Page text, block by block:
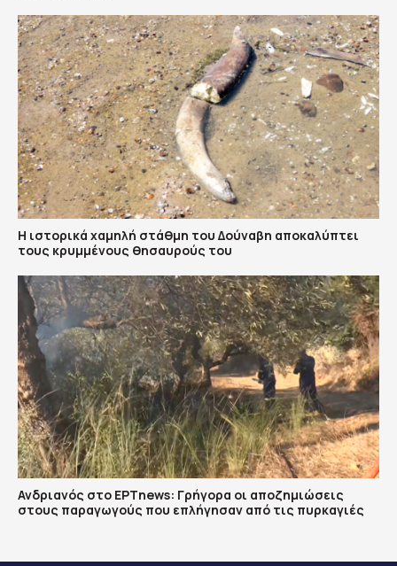
Η ιστορικά χαμηλή στάθμη του Δούναβη αποκαλύπτει
τους κρυμμένους θησαυρούς του
Ανδριανός στο ΕΡΤnews: Γρήγορα οι αποζημιώσεις
στους παραγωγούς που επλήγησαν από τις πυρκαγιές